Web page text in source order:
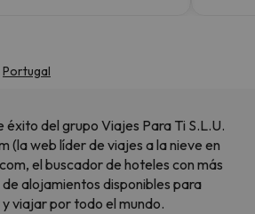
Portugal
éxito del grupo Viajes Para Ti S.L.U.
(la web líder de viajes a la nieve en
el buscador de hoteles con más
alojamientos disponibles para
viajar por todo el mundo.